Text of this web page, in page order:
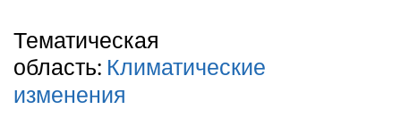
Тематическая
область: Климатические
изменения